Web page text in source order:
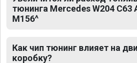
тюнинга Mercedes W204 C63
M156^
Как чип тюнинг влияет на
коробку?